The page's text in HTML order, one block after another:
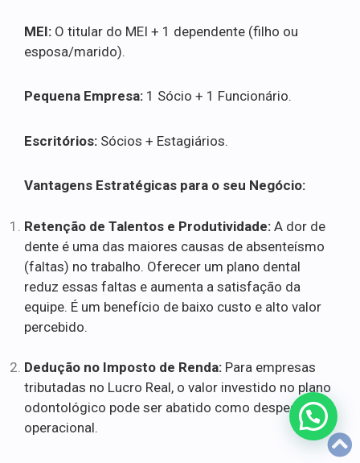
MEI: O titular do MEI + 1 dependente (filho ou
esposa/marido).
Pequena Empresa: 1 Sócio + 1 Funcionário.
Escritórios: Sócios + Estagiários.
Vantagens Estratégicas para o seu Negócio:
Retenção de Talentos e Produtividade: A dor de
dente é uma das maiores causas de absenteísmo
(faltas) no trabalho. Oferecer um plano dental
reduz essas faltas e aumenta a satisfação da
equipe. É um benefício de baixo custo e alto valor
percebido.
Dedução no Imposto de Renda: Para empresas
tributadas no Lucro Real, o valor investido no plano
odontológico pode ser abatido como despesa
operacional.